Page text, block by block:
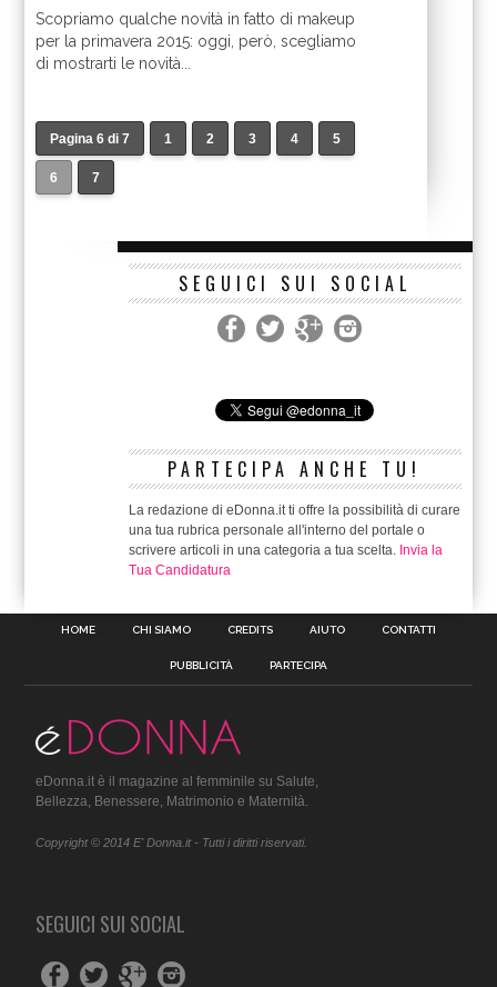
Scopriamo qualche novità in fatto di makeup
per la primavera 2015: oggi, però, scegliamo
di mostrarti le novità...
Pagina 6 di 7 1 2 3 4 5
6 7
SEGUICI SUI SOCIAL
PARTECIPA ANCHE TU!
La redazione di eDonna.it ti offre la possibilità di curare
una tua rubrica personale all'interno del portale o
scrivere articoli in una categoria a tua scelta. Invia la
Tua Candidatura
HOME CHI SIAMO CREDITS AIUTO CONTATTI
PUBBLICITÀ PARTECIPA
eDonna.it è il magazine al femminile su Salute,
Bellezza, Benessere, Matrimonio e Maternità.
Copyright © 2014 E' Donna.it - Tutti i diritti riservati.
SEGUICI SUI SOCIAL